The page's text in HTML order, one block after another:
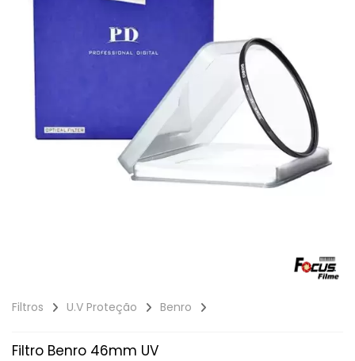
Filtros U.V Proteção Benro
Filtro Benro 46mm UV